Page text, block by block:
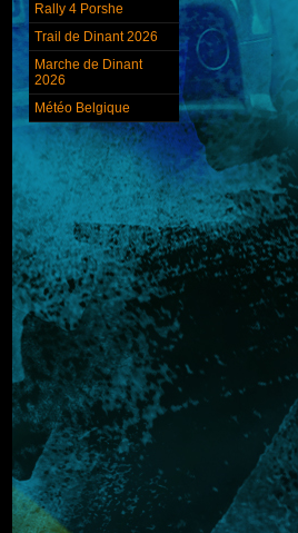
Rally 4 Porshe
Trail de Dinant 2026
Marche de Dinant
2026
Météo Belgique